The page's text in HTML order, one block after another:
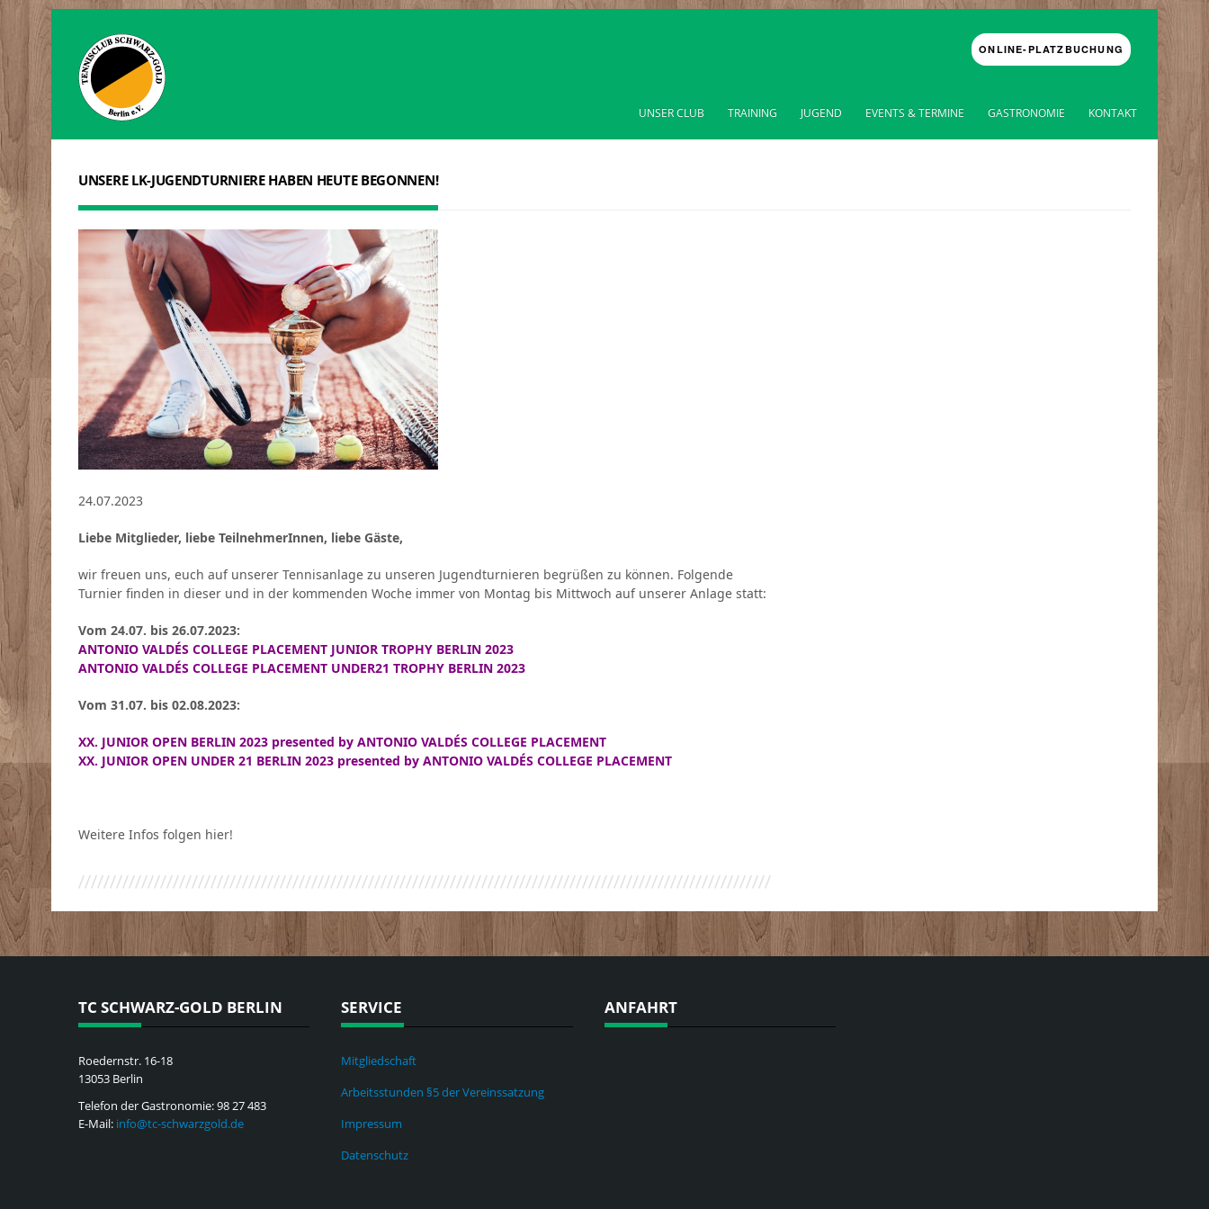
ONLINE-PLATZBUCHUNG
UNSER CLUB TRAINING JUGEND EVENTS & TERMINE GASTRONOMIE KONTAKT
UNSERE LK-JUGENDTURNIERE HABEN HEUTE BEGONNEN!
24.07.2023
Liebe Mitglieder, liebe TeilnehmerInnen, liebe Gäste,
wir freuen uns, euch auf unserer Tennisanlage zu unseren Jugendturnieren begrüßen zu können. Folgende
Turnier finden in dieser und in der kommenden Woche immer von Montag bis Mittwoch auf unserer Anlage statt:
Vom 24.07. bis 26.07.2023:
ANTONIO VALDÉS COLLEGE PLACEMENT JUNIOR TROPHY BERLIN 2023
ANTONIO VALDÉS COLLEGE PLACEMENT UNDER21 TROPHY BERLIN 2023
Vom 31.07. bis 02.08.2023:
XX. JUNIOR OPEN BERLIN 2023 presented by ANTONIO VALDÉS COLLEGE PLACEMENT
XX. JUNIOR OPEN UNDER 21 BERLIN 2023 presented by ANTONIO VALDÉS COLLEGE PLACEMENT
Weitere Infos folgen hier!
TC SCHWARZ-GOLD BERLIN
Roedernstr. 16-18
13053 Berlin
Telefon der Gastronomie: 98 27 483
E-Mail: info@tc-schwarzgold.de
SERVICE
Mitgliedschaft
Arbeitsstunden §5 der Vereinssatzung
Impressum
Datenschutz
ANFAHRT